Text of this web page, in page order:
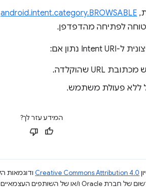
android.intent.category.BROWSABLE
לפתיחה מהדפדפן.
המידע עזר לך?
Creative Commons Attribution 4.0 ודוגמאות